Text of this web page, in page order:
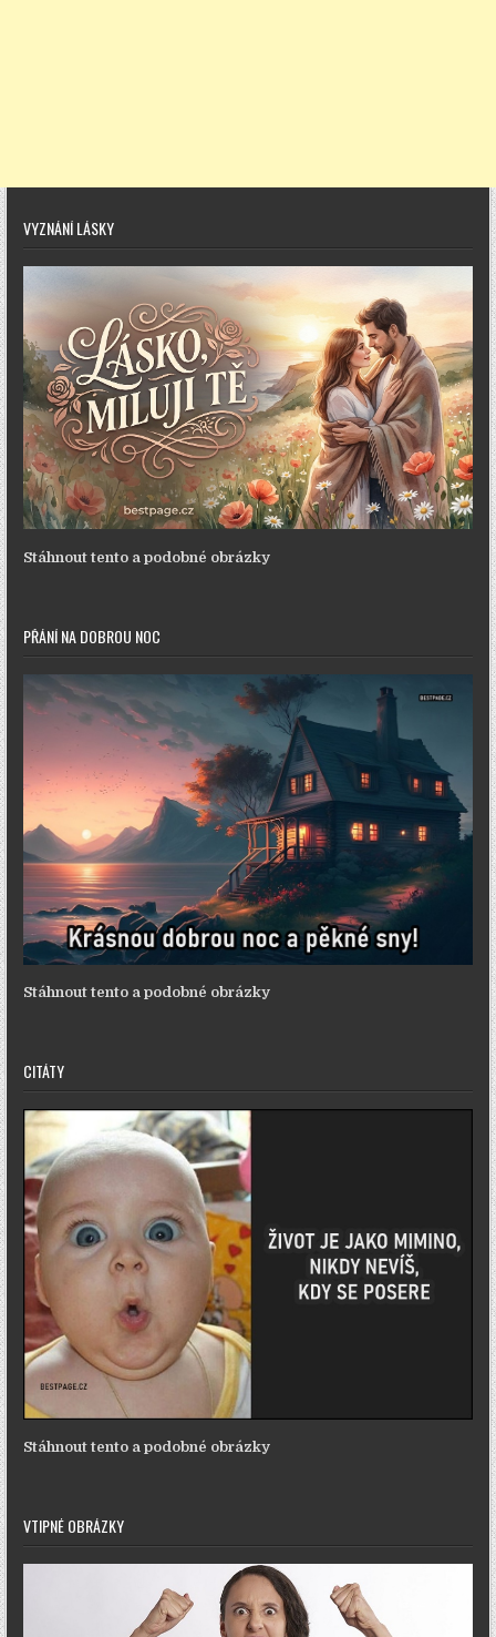
VYZNÁNÍ LÁSKY
Stáhnout tento a podobné obrázky
PŘÁNÍ NA DOBROU NOC
Stáhnout tento a podobné obrázky
CITÁTY
Stáhnout tento a podobné obrázky
VTIPNÉ OBRÁZKY